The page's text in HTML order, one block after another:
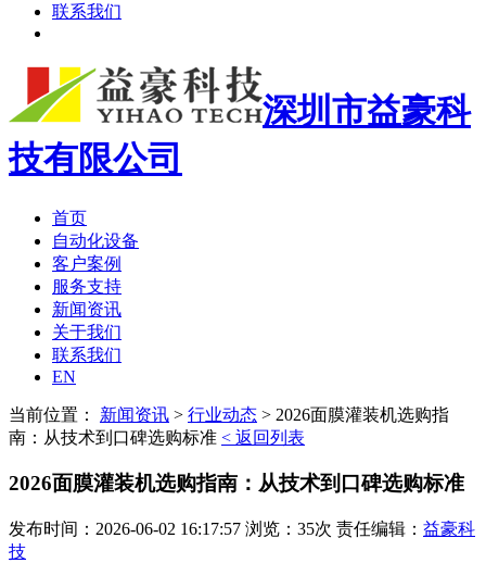
联系我们
深圳市益豪科
技有限公司
首页
自动化设备
客户案例
服务支持
新闻资讯
关于我们
联系我们
EN
当前位置： 新闻资讯 > 行业动态 > 2026面膜灌装机选购指
南：从技术到口碑选购标准 < 返回列表
2026面膜灌装机选购指南：从技术到口碑选购标准
发布时间：2026-06-02 16:17:57 浏览：35次 责任编辑： 益豪科
技